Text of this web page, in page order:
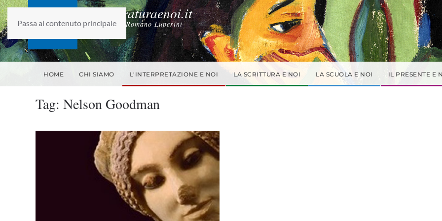
Passa al contenuto principale
laletteraturaenoi.it
fondato da Romano Luperini
HOME CHI SIAMO L'INTERPRETAZIONE E NOI LA SCRITTURA E NOI LA SCUOLA E NOI IL PRESENTE E
Tag: Nelson Goodman